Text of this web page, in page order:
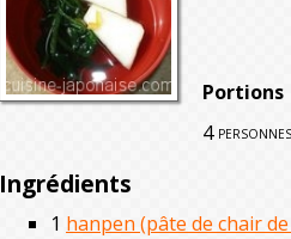
Portions
4 personnes
Ingrédients
1 hanpen (pâte de chair